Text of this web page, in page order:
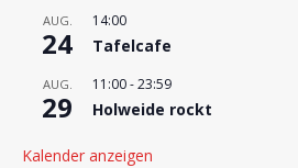
AUG.
24
14:00
Tafelcafe
AUG.
29
11:00-23:59
Holweide rockt
Kalender anzeigen